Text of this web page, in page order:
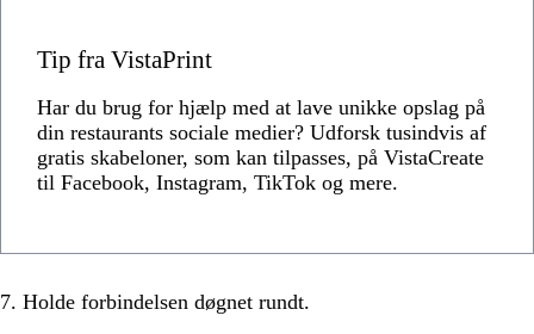
Tip fra VistaPrint
Har du brug for hjælp med at lave unikke opslag på
din restaurants sociale medier? Udforsk tusindvis af
gratis skabeloner, som kan tilpasses, på VistaCreate
til Facebook, Instagram, TikTok og mere.
7. Holde forbindelsen døgnet rundt.